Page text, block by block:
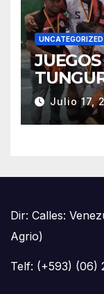
UNCATEGORIZED
Julio 17,
Dir: Calles:
Agrio)
Telf: (+593) (06)